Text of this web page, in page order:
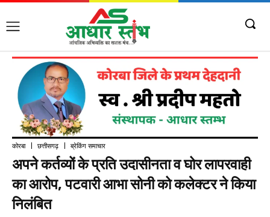
कोरबा छत्तीसगढ़ ब्रेकिंग समाचार
अपने कर्तव्यों के प्रति उदासीनता व घोर लापरवाही
का आरोप, पटवारी आभा सोनी को कलेक्टर ने किया
निलंबित